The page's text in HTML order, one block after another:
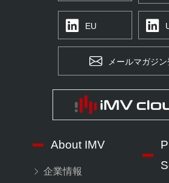
EU
メールマガジ
About IMV
企業情報